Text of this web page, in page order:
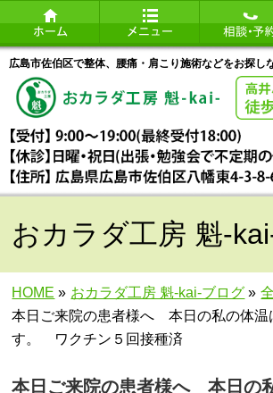
広島市佐伯区で整体、腰痛・肩こり施術などをお探しな
おカラダ工房 魁-
HOME » おカラダ工房 魁-kai-ブログ »
本日ご来院の患者様へ 本日の私の体温
す。 ワクチン５回接種済
本日ご来院の患者様へ 本日の